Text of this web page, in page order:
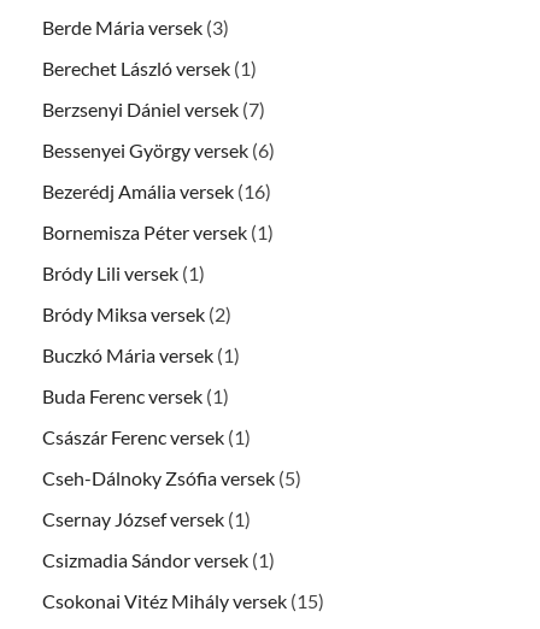
Berde Mária versek (3)
Berechet László versek (1)
Berzsenyi Dániel versek (7)
Bessenyei György versek (6)
Bezerédj Amália versek (16)
Bornemisza Péter versek (1)
Bródy Lili versek (1)
Bródy Miksa versek (2)
Buczkó Mária versek (1)
Buda Ferenc versek (1)
Császár Ferenc versek (1)
Cseh-Dálnoky Zsófia versek (5)
Csernay József versek (1)
Csizmadia Sándor versek (1)
Csokonai Vitéz Mihály versek (15)